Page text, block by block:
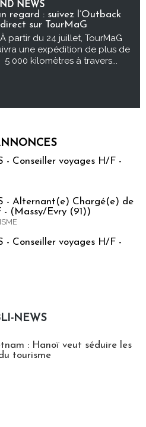
NEWS
regard : suivez l’Outback
sur TourMaG
À partir du 24 juillet, TourMaG
une expédition de plus de
5 000 kilomètres à travers...
- Conseiller voyages H/F -
- Alternant(e) Chargé(e) de
- (Massy/Evry (91))
- Conseiller voyages H/F -
NEWS
: Hanoï veut séduire les
tourisme